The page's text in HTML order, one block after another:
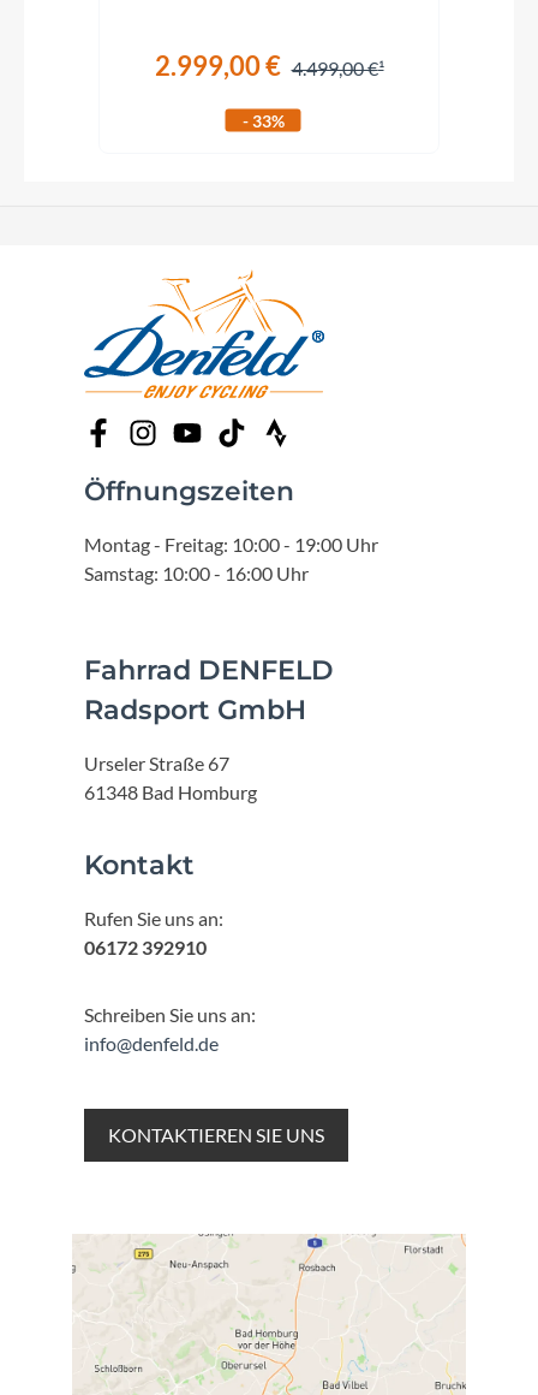
2.999,00 € 4.499,00 €
- 33%
Öffnungszeiten
Montag - Freitag: 10:00 - 19:00 Uhr
Samstag: 10:00 - 16:00 Uhr
Fahrrad DENFELD
Radsport GmbH
Urseler Straße 67
61348 Bad Homburg
Kontakt
Rufen Sie uns an:
06172 392910
Schreiben Sie uns an:
info@denfeld.de
KONTAKTIEREN SIE UNS